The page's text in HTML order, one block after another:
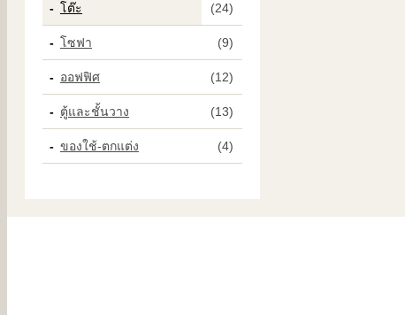
โต๊ะ (24)
โซฟา (9)
ออฟฟิศ (12)
ตู้และชั้นวาง (13)
ของใช้-ตกแต่ง (4)